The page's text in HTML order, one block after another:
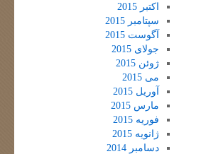
اکتبر 2015
سپتامبر 2015
آگوست 2015
جولای 2015
ژوئن 2015
می 2015
آوریل 2015
مارس 2015
فوریه 2015
ژانویه 2015
دسامبر 2014